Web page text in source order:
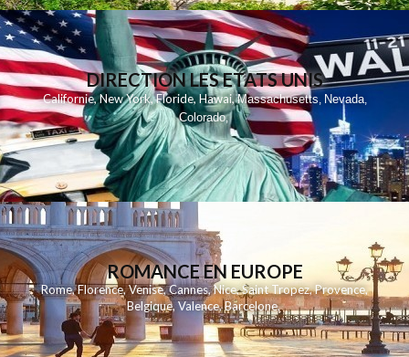
DIRECTION LES ETATS UNIS
Californie,New York,Floride,Hawai,Massachusetts, Nevada,
Colorado,
ROMANCE EN EUROPE
Rome,Florence,Venise,Cannes,Nice,Saint Tropez,Provence,
Belgique,Valence,Barcelone,